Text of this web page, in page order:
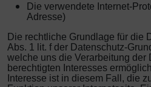
Die verwendete Internet-
Adresse)
Die rechtliche Grundlage für die
Abs. 1 lit. f der Datenschutz-
welche uns die Verarbeitung der
berechtigten Interesses
Interesse ist in diesem Fall, die